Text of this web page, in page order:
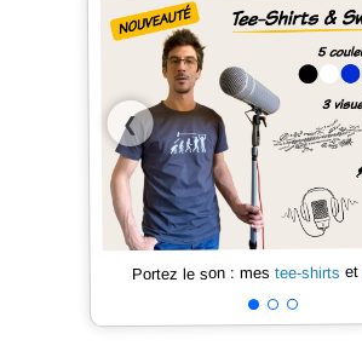
❮
Portez le son : mes tee-shirts et